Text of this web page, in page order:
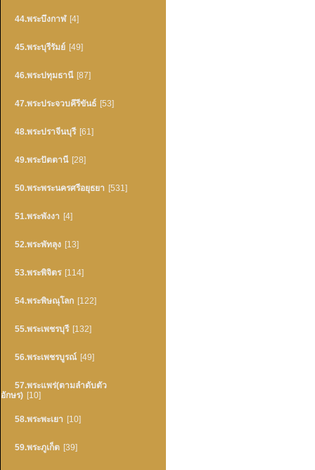
44.พระบึงกาฬ [4]
45.พระบุรีรัมย์ [49]
46.พระปทุมธานี [87]
47.พระประจวบคึรีขันธ์ [53]
48.พระปราจีนบุรี [61]
49.พระปัตตานี [28]
50.พระพระนครศรีอยุธยา [531]
51.พระพังงา [4]
52.พระพัทลุง [13]
53.พระพิจิตร [114]
54.พระพิษณุโลก [122]
55.พระเพชรบุรี [132]
56.พระเพชรบูรณ์ [49]
57.พระแพร่(ตามลำดับตัว
อักษร) [10]
58.พระพะเยา [10]
59.พระภูเก็ต [39]